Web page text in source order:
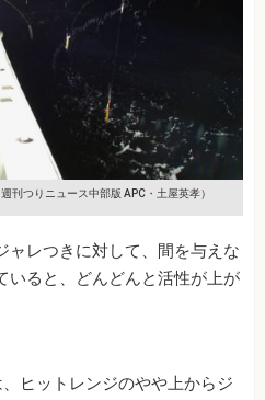
刊つりニュース中部版 APC・土屋英孝）
ャレつきに対して、間を与えな
いると、どんどんと活性が上が
ヒットレンジのやや上からジ